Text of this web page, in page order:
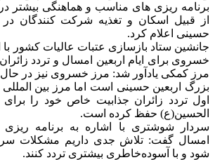
برنامه ریزی های مناسب و هماهنگی‌
از قبیل اسکان و تغذیه شرکت کنندگان در
حسینی اعلام کرد.
جانشین ستاد بازسازی عتبات عالیات کشور با
خسروی برای ایام اربعین امسال و تردد
مرز کمکی یادآور شد: مرز خسروی نیز در
بزرگ اربعین حسینی است اما مرز بین
اول تردد زائران جذابیت خاص خود را برای
الحسین(ع) حفظ کرده است.
سردار شوشتری با اشاره به برنامه
امسال گفت: تلاش جدی داریم مشکلات سر
شود و با آسوده‌خاطری بیشتری تردد کنند.